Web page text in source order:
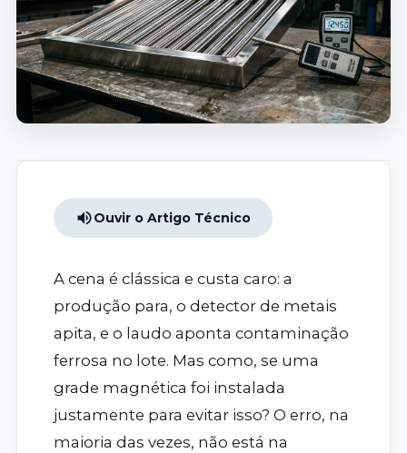
Ouvir o Artigo Técnico
A cena é clássica e custa caro: a
produção para, o detector de metais
apita, e o laudo aponta contaminação
ferrosa no lote. Mas como, se uma
grade magnética foi instalada
justamente para evitar isso? O erro, na
maioria das vezes, não está na